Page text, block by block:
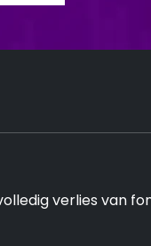
verlies van